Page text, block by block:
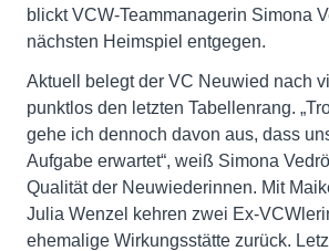
blickt VCW-Teammanagerin Simona
nächsten Heimspiel entgegen.
Aktuell belegt der VC Neuwied nach
punktlos den letzten Tabellenrang.
gehe ich dennoch davon aus, dass
Aufgabe erwartet“, weiß Simona
Qualität der Neuwiederinnen. Mit
Julia Wenzel kehren zwei Ex-
ehemalige Wirkungsstätte zurück.